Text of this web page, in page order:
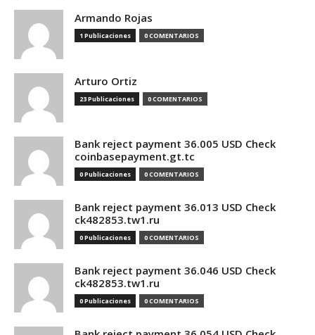
Armando Rojas
1 Publicaciones 0 COMENTARIOS
Arturo Ortiz
23 Publicaciones 0 COMENTARIOS
Bank reject payment 36.005 USD Check
coinbasepayment.gt.tc
0 Publicaciones 0 COMENTARIOS
Bank reject payment 36.013 USD Check
ck482853.tw1.ru
0 Publicaciones 0 COMENTARIOS
Bank reject payment 36.046 USD Check
ck482853.tw1.ru
0 Publicaciones 0 COMENTARIOS